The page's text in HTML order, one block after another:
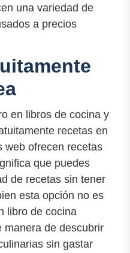
una variedad de
a precios
en libros de cocina y
recetas en
web ofrecen recetas
que puedes
de recetas sin tener
esta opción no es
libro de cocina
manera de descubrir
sin gastar